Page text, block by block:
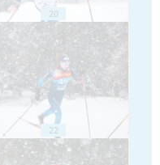
20
22